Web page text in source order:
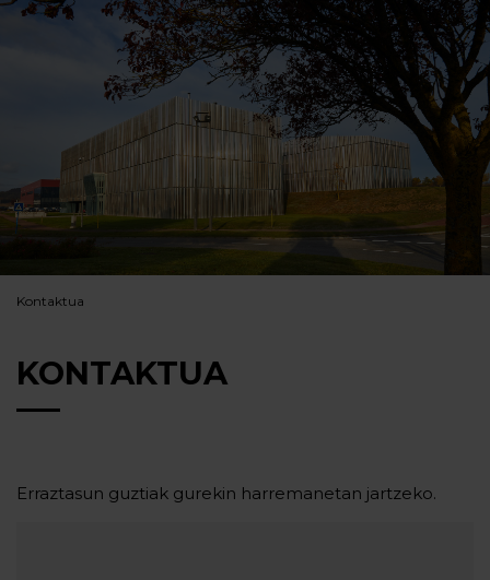
Kontaktua
KONTAKTUA
Erraztasun guztiak gurekin harremanetan jartzeko.